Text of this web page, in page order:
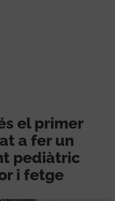
el primer
a fer un
pediàtric
i fetge